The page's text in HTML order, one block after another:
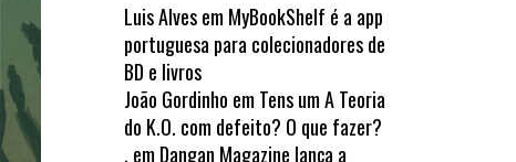
Luis Alvesem MyBookShelf é a app
portuguesa para colecionadores de
BD e livros
João Gordinho em Tens um A Teoria
do K.O. com defeito? O que fazer?
. em Dangan Magazine lança a